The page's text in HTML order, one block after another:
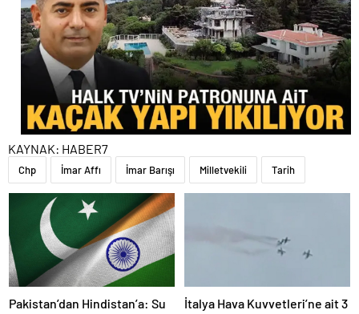
KAYNAK: HABER7
Chp İmar Affı İmar Barışı Milletvekili Tarih
Pakistan’dan Hindistan’a: Su
İtalya Hava Kuvvetleri’ne ait 3